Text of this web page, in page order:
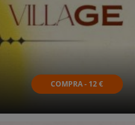
COMPRA - 12 €